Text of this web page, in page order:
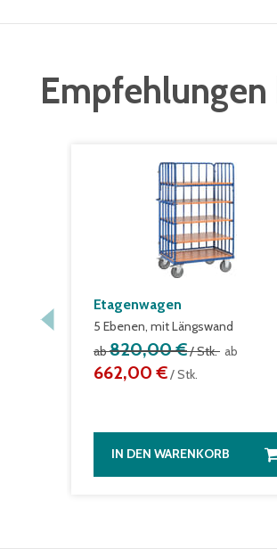
Empfehlungen
Etagenwagen
5 Ebenen, mit Längswand
ab820,00 €/ Stk. ab
662,00 €/ Stk.
IN DEN WARENKORB